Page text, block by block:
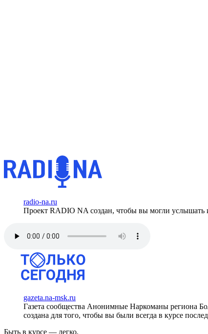
radio-na.ru
Проект RADIO NA создан, чтобы вы могли услышать
gazeta.na-msk.ru
Газета сообщества Анонимные Наркоманы региона
создана для того, чтобы вы были всегда в курсе
Быть в курсе — легко,